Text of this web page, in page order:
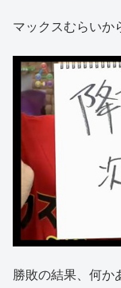
マックスむらいか
勝敗の結果、何か